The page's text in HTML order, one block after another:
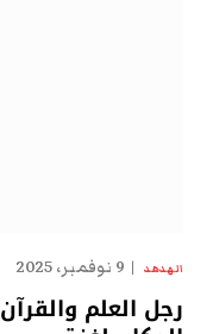
الهدهد 9 نوفمبر، 2025
رجل العلم